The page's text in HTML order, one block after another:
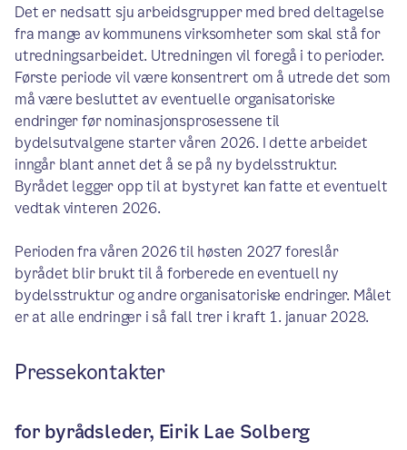
Det er nedsatt sju arbeidsgrupper med bred deltagelse
fra mange av kommunens virksomheter som skal stå for
utredningsarbeidet. Utredningen vil foregå i to perioder.
Første periode vil være konsentrert om å utrede det som
må være besluttet av eventuelle organisatoriske
endringer før nominasjonsprosessene til
bydelsutvalgene starter våren 2026. I dette arbeidet
inngår blant annet det å se på ny bydelsstruktur.
Byrådet legger opp til at bystyret kan fatte et eventuelt
vedtak vinteren 2026.
Perioden fra våren 2026 til høsten 2027 foreslår
byrådet blir brukt til å forberede en eventuell ny
bydelsstruktur og andre organisatoriske endringer. Målet
er at alle endringer i så fall trer i kraft 1. januar 2028.
Pressekontakter
for byrådsleder, Eirik Lae Solberg